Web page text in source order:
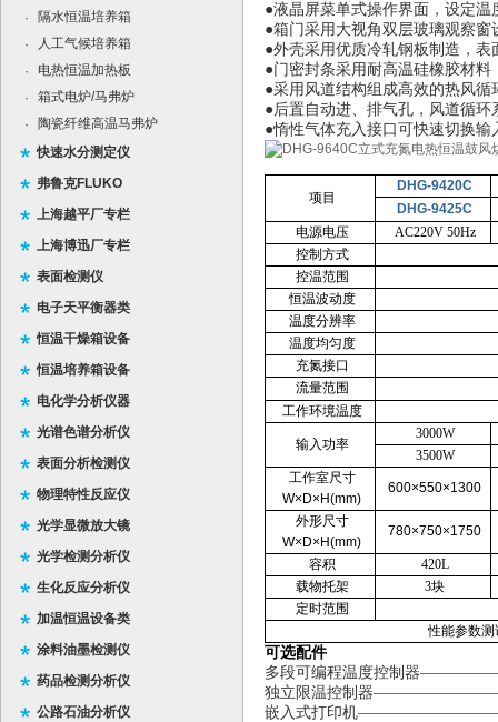
·
隔水恒温培养箱
·
人工气候培养箱
·
电热恒温加热板
·
箱式电炉/马弗炉
·
陶瓷纤维高温马弗炉
快速水分测定仪
弗鲁克FLUKO
上海越平厂专栏
上海博迅厂专栏
表面检测仪
电子天平衡器类
恒温干燥箱设备
恒温培养箱设备
电化学分析仪器
光谱色谱分析仪
表面分析检测仪
物理特性反应仪
光学显微放大镜
光学检测分析仪
生化反应分析仪
加温恒温设备类
涂料油墨检测仪
药品检测分析仪
公路石油分析仪
●液晶屏菜单式操作界面，设定
●箱门采用大视角双层玻璃观察
●外壳采用优质冷轧钢板制造，
●门密封条采用耐高温硅橡胶材
●采用风道结构组成高效的热风
●后置自动进、排气孔，风道循
●惰性气体充入接口可快速切换
项目
DHG-9420C
DHG-9425C
电源电压
AC220V 50Hz
控制方式
控温范围
恒温波动度
温度分辨率
温度均匀度
充氮接口
流量范围
工作环境温度
输入功率
3000W
3500W
工作室尺寸
W×D×H(mm)
600×550×1300
外形尺寸
W×D×H(mm)
780×750×1750
容积
420L
载物托架
3块
定时范围
性能参数测
可选配件
多段可编程温度控制器
独立限温控制器
嵌入式打印机